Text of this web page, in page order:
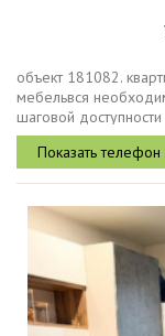
объект 181082.
мебельвся
шаговой
остановкадо парка